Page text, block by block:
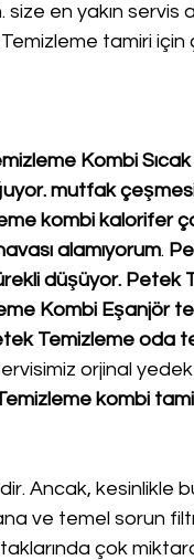
size en yakın servis
tamiri için
Kombi
mutfak
kombi kalorifer
alamıyorum.
düşüyor. Petek
Kombi Eşanjör
Temizleme oda
orjinal
kombi
Ancak, kesinlikle
ve temel sorun
çok